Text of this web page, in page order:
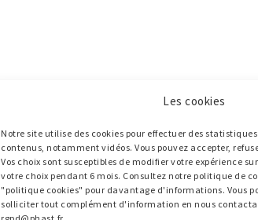
Les cookies
Notre site utilise des cookies pour effectuer des statistiques
contenus, notamment vidéos. Vous pouvez accepter,
Vos choix sont susceptibles de modifier votre expérience
votre choix pendant 6 mois. Consultez notre politique de
"politique cookies" pour davantage d'informations. Vous
solliciter tout complément d'information en nous